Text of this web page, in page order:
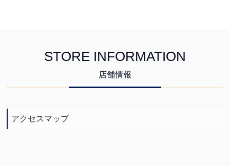
STORE INFORMATION
店舗情報
アクセスマップ